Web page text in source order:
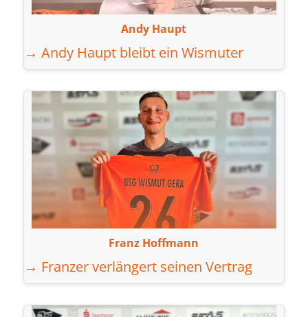
Andy Haupt
→ Andy Haupt bleibt ein Wismuter
Franz Hoffmann
→ Franzer verlängert seinen Vertrag